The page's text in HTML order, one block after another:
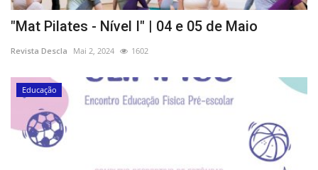
"Mat Pilates - Nível I" | 04 e 05 de Maio
Revista Descla Mai 2, 2024 1602
Educação